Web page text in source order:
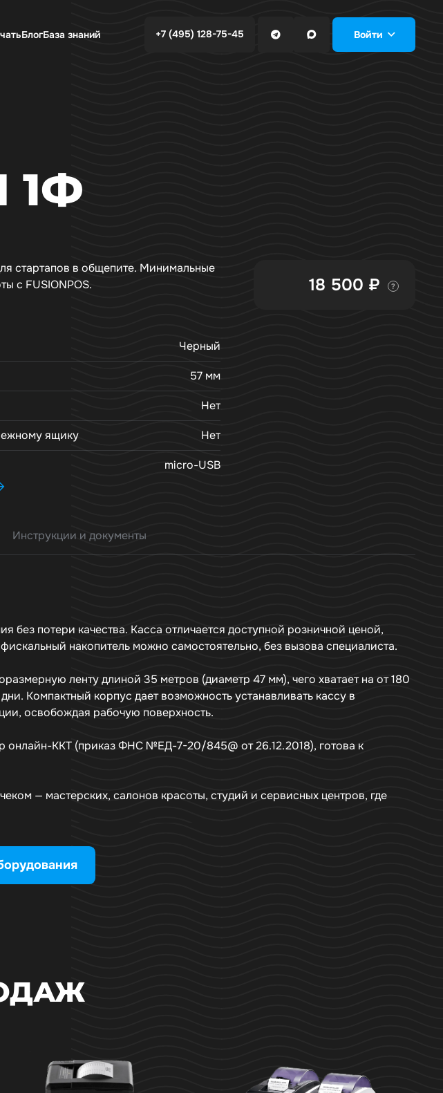
БлогБаза знаний +7 (495) 128-75-45 Войти
1Ф
стартапов в общепите. Минимальные
с FUSIONPOS.
Черный
57 мм
Нет
ящику Нет
micro-USB
18 500 ₽ ?
Инструкции и документы
потери качества. Касса отличается доступной розничной ценой,
накопитель можно самостоятельно, без вызова специалиста.
ленту длиной 35 метров (диаметр 47 мм), чего хватает на от 180
Компактный корпус дает возможность устанавливать кассу в
освобождая рабочую поверхность.
онлайн-ККТ (приказ ФНС №ЕД-7-20/845@ от 26.12.2018), готова к
— мастерских, салонов красоты, студий и сервисных центров, где